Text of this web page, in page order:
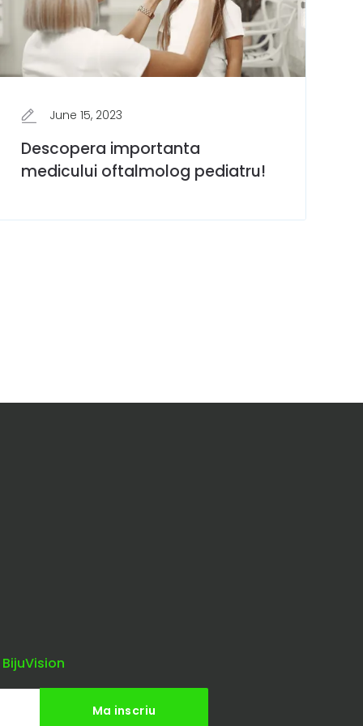
June 15, 2023
Descopera importanta
medicului oftalmolog pediatru!